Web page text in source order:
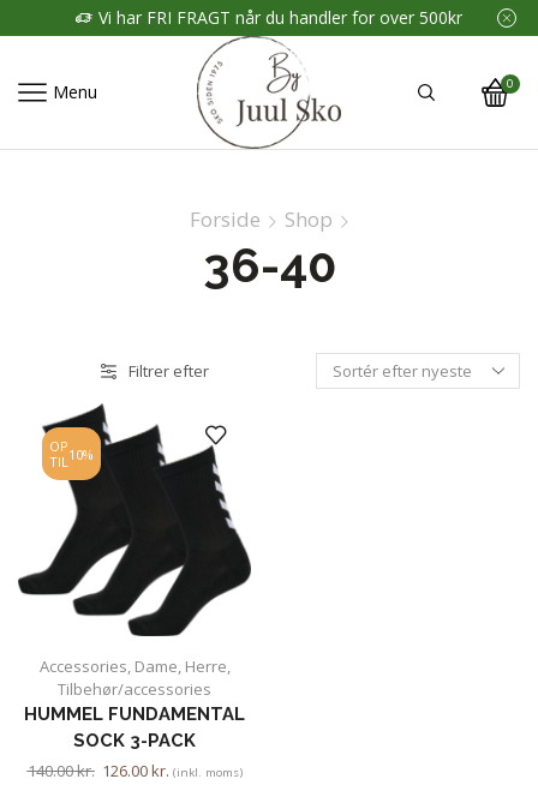
Vi har FRI FRAGT når du handler for over 500kr
Menu 0
Forside Shop
36-40
Filtrer efter
OP
TIL10%
Accessories, Dame, Herre,
Tilbehør/accessories
HUMMEL FUNDAMENTAL
SOCK 3-PACK
140.00kr. 126.00kr. (inkl. moms)